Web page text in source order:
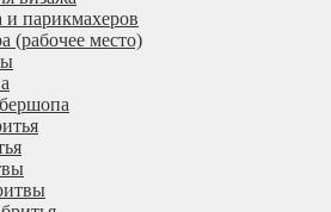
и парикмахеров
(рабочее место)